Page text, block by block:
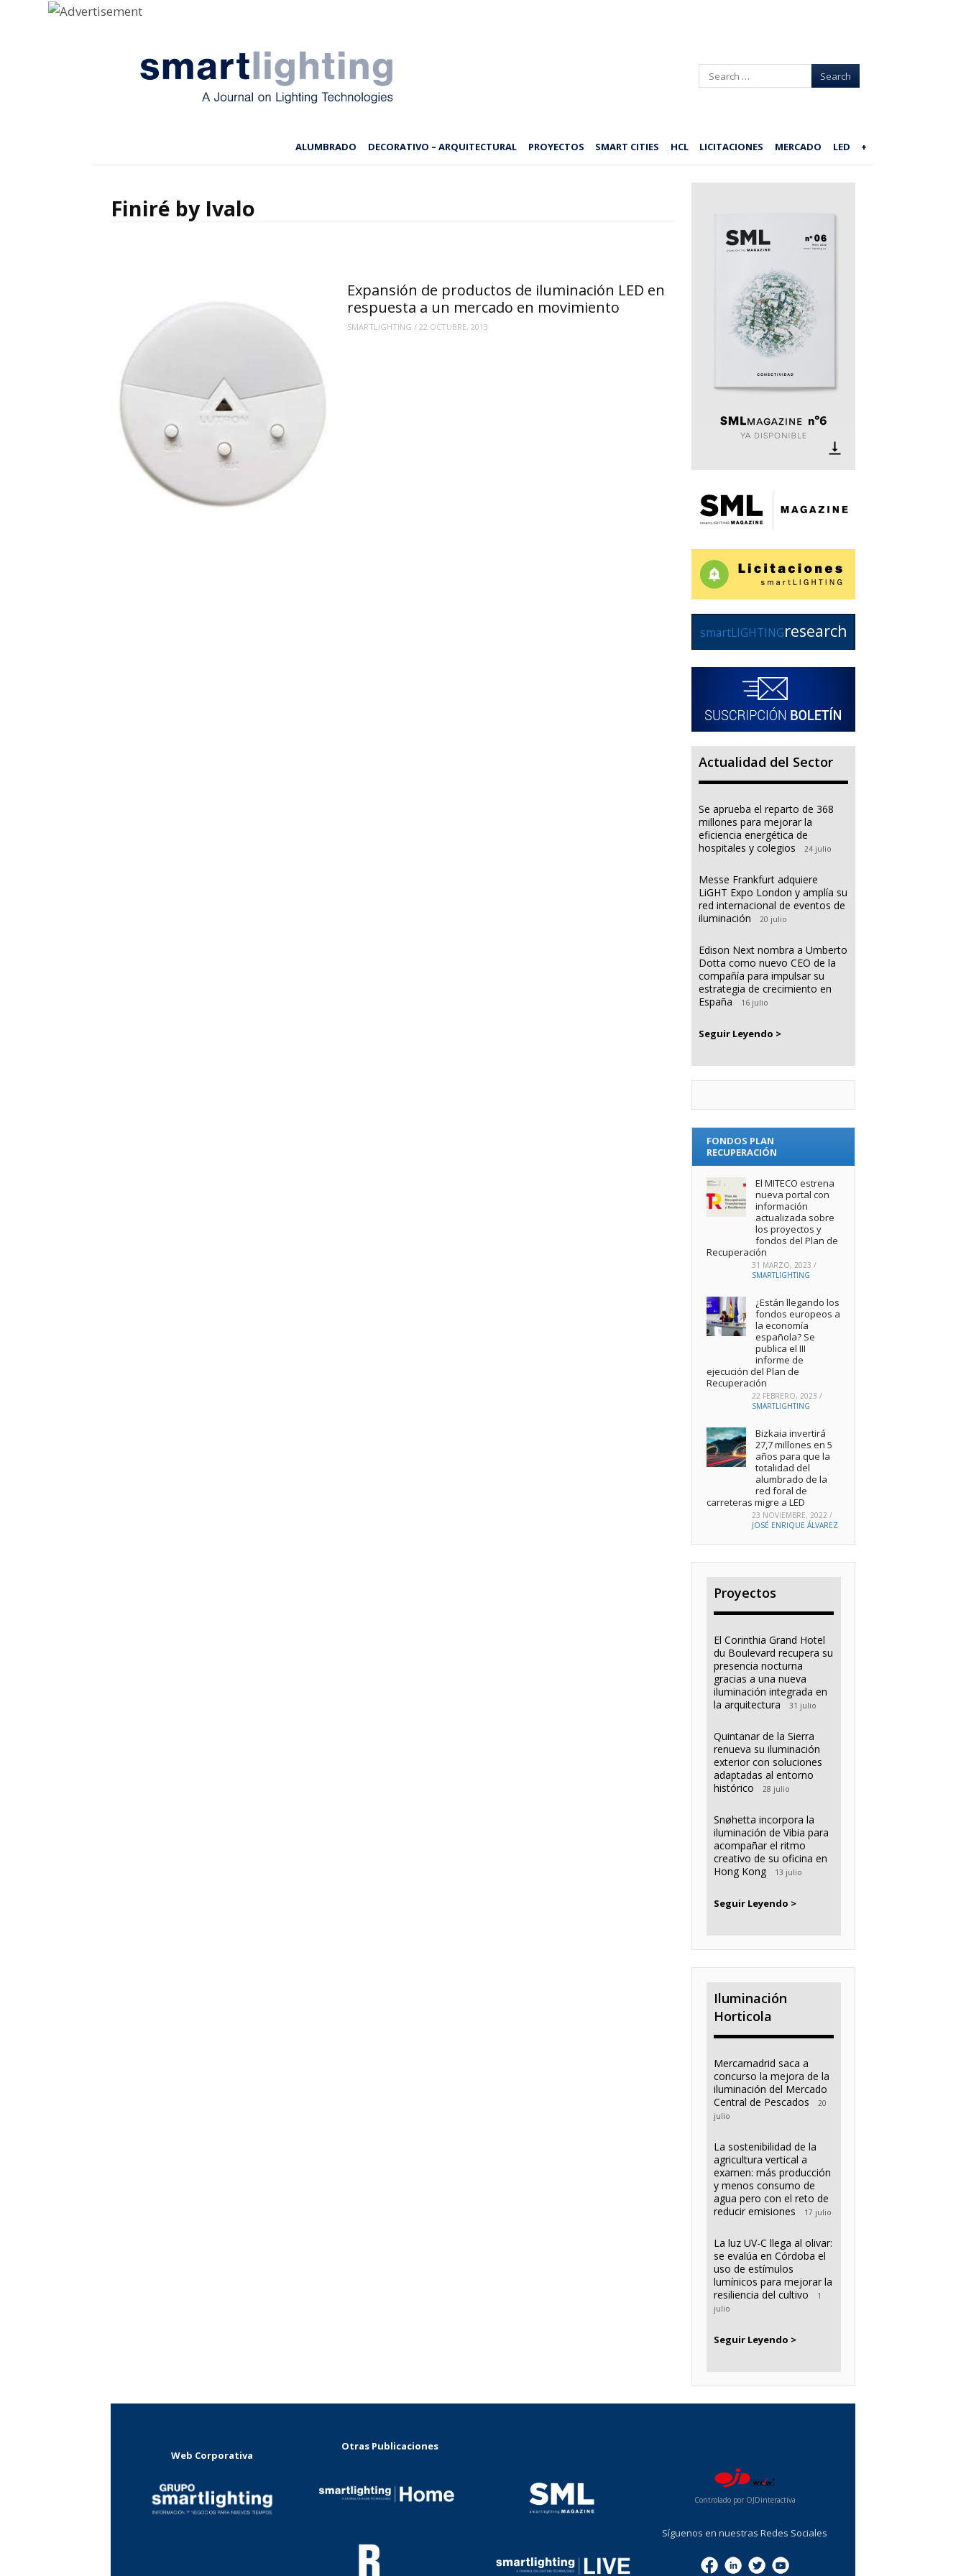
Search
ALUMBRADO DECORATIVO – ARQUITECTURAL PROYECTOS SMART CITIES HCL LICITACIONES MERCADO LED +
Finiré by Ivalo
Expansión de productos de iluminación LED en
respuesta a un mercado en movimiento
SMARTLIGHTING / 22 OCTUBRE, 2013
smartLIGHTINGresearch
Actualidad del Sector
Se aprueba el reparto de 368
millones para mejorar la
eficiencia energética de
hospitales y colegios
24 julio
Messe Frankfurt adquiere
LiGHT Expo London y amplía su
red internacional de eventos de
iluminación
20 julio
Edison Next nombra a Umberto
Dotta como nuevo CEO de la
compañía para impulsar su
estrategia de crecimiento en
España
16 julio
Seguir Leyendo >
FONDOS PLAN
RECUPERACIÓN
El MITECO estrena
nueva portal con
información
actualizada sobre
los proyectos y
fondos del Plan de
Recuperación
31 MARZO, 2023 /
SMARTLIGHTING
¿Están llegando los
fondos europeos a
la economía
española? Se
publica el III
informe de
ejecución del Plan de
Recuperación
22 FEBRERO, 2023 /
SMARTLIGHTING
Bizkaia invertirá
27,7 millones en 5
años para que la
totalidad del
alumbrado de la
red foral de
carreteras migre a LED
23 NOVIEMBRE, 2022 /
JOSÉ ENRIQUE ÁLVAREZ
Proyectos
El Corinthia Grand Hotel
du Boulevard recupera su
presencia nocturna
gracias a una nueva
iluminación integrada en
la arquitectura
31 julio
Quintanar de la Sierra
renueva su iluminación
exterior con soluciones
adaptadas al entorno
histórico
28 julio
Snøhetta incorpora la
iluminación de Vibia para
acompañar el ritmo
creativo de su oficina en
Hong Kong
13 julio
Seguir Leyendo >
Iluminación
Horticola
Mercamadrid saca a
concurso la mejora de la
iluminación del Mercado
Central de Pescados
20
julio
La sostenibilidad de la
agricultura vertical a
examen: más producción
y menos consumo de
agua pero con el reto de
reducir emisiones
17 julio
La luz UV-C llega al olivar:
se evalúa en Córdoba el
uso de estímulos
lumínicos para mejorar la
resiliencia del cultivo
1
julio
Seguir Leyendo >
Web Corporativa
Otras Publicaciones
Controlado por OJDinteractiva
Síguenos en nuestras Redes Sociales